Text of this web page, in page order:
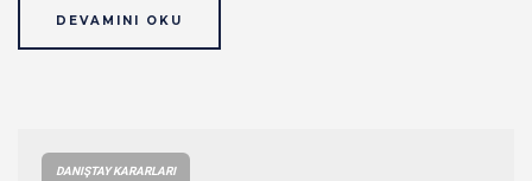
DEVAMINI OKU
DANIŞTAY KARARLARI